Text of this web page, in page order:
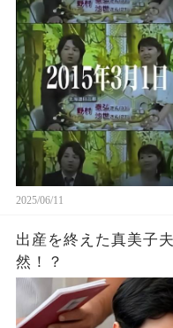
2025/06/11
出産を終えた真美子
然！？